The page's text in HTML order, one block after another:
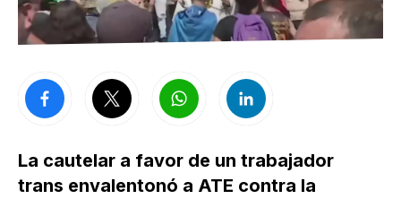
La cautelar a favor de un trabajador
trans envalentonó a ATE contra la